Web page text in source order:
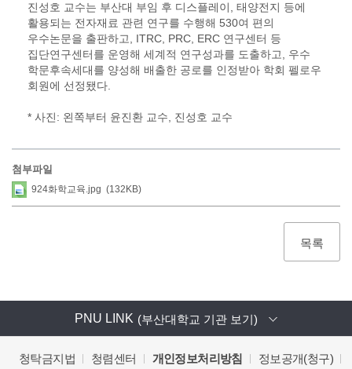
진성호 교수는 부산대 부임 후 디스플레이, 태양전지 등에
활용되는 전자재료 관련 연구를 수행해 530여 편의
우수논문을 출판하고, ITRC, PRC, ERC 연구센터 등
집단연구센터를 운영해 세계적 연구성과를 도출하고, 우수
학문후속세대를 양성해 배출한 공로를 인정받아 학회 펠로우
회원에 선정됐다.
* 사진: 왼쪽부터 윤진환 교수, 진성호 교수
첨부파일
924화학교육.jpg (132KB)
목록
PNU LINK (부산대학교 기관 보기)
청탁금지법 청렴센터 개인정보처리방침 정보공개(청구)